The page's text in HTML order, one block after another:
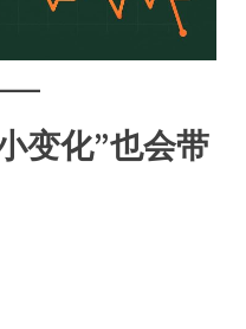
变化”也会带